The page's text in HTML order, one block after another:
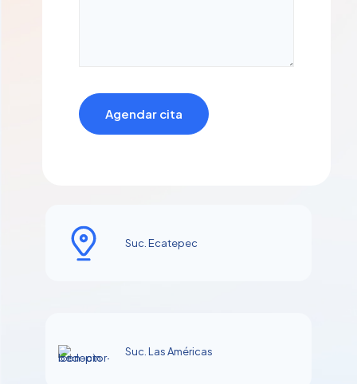
Suc. Ecatepec
Suc. Las Américas